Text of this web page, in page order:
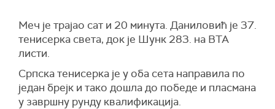
Меч је трајао сат и 20 минута. Даниловић је 37.
тенисерка света, док је Шунк 283. на ВТА
листи.
Српска тенисерка је у оба сета направила по
један брејк и тако дошла до победе и пласмана
у завршну рунду квалификација.